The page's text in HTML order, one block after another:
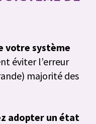
votre système
éviter l’erreur
majorité des
adopter un état